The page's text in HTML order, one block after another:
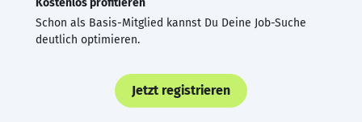
Schon als Basis-Mitglied kannst Du Deine Job-Suche
deutlich optimieren.
Jetzt registrieren